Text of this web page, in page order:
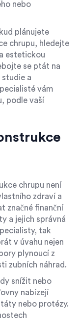
nebo
plánujete
chrupu, hledejte
estetickou
se ptát na
a
vám
podle vaší
chrupu není
zdraví a
značné finanční
a jejich správná
tak
v úvahu nejen
plynoucí z
zubních náhrad.
snížit nebo
nabízejí
nebo protézy.